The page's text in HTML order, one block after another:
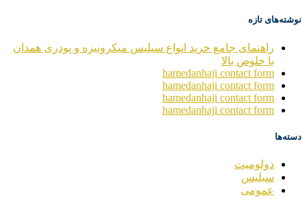
نوشته‌های تازه
راهنمای جامع خرید انواع سیلیس میکرونیزه و پودری همدان
با خلوص بالا
hamedanhaji contact form
hamedanhaji contact form
hamedanhaji contact form
hamedanhaji contact form
دسته‌ها
دولومیت
سیلیس
عمومی